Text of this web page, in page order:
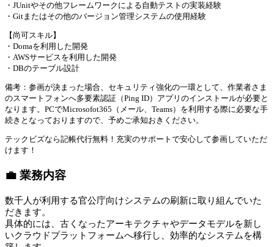
・JUnitやその他フレームワークによる自動テストの実装経験
・Gitまたはその他のバージョン管理システムの使用経験
【尚可スキル】
・Domaを利用した開発
・AWSサービスを利用した開発
・DBのテーブル設計
備考：参画が決まった場合、セキュリティ強化の一環として、作業者さま
のスマートフォンへ多要素認証（Ping ID）アプリのインストールが必要と
なります。PCでMicrosofot365（メール、Teams）を利用する際に必要な手
続きとなっておりますので、予めご承知おきください。
テックビズなら記帳代行無料！充実のサポートで安心して参画していただ
けます！
💼 業務内容
数千人が利用する官公庁向けシステムの刷新に取り組んでいた
だきます。
具体的には、古くなったアーキテクチャやデータモデルを新し
いクラウドプラットフォームへ移行し、効率的なシステムを構